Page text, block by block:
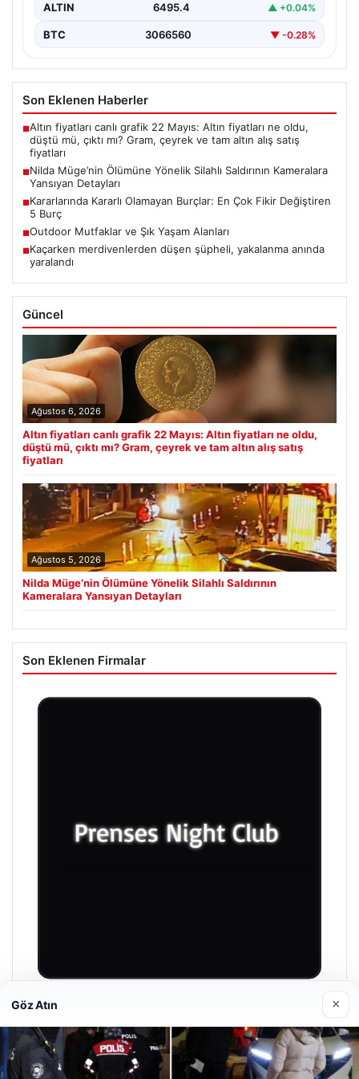
ALTIN 6495.4 ▲ +0.04%
BTC 3066560 ▼ -0.28%
Son Eklenen Haberler
■Altın fiyatları canlı grafik 22 Mayıs: Altın fiyatları ne oldu,
düştü mü, çıktı mı? Gram, çeyrek ve tam altın alış satış
fiyatları
■Nilda Müge’nin Ölümüne Yönelik Silahlı Saldırının Kameralara
Yansıyan Detayları
■Kararlarında Kararlı Olamayan Burçlar: En Çok Fikir Değiştiren
5 Burç
■Outdoor Mutfaklar ve Şık Yaşam Alanları
■Kaçarken merdivenlerden düşen şüpheli, yakalanma anında
yaralandı
Güncel
Ağustos 6, 2026
Altın fiyatları canlı grafik 22 Mayıs: Altın fiyatları ne oldu,
düştü mü, çıktı mı? Gram, çeyrek ve tam altın alış satış
fiyatları
Ağustos 5, 2026
Nilda Müge’nin Ölümüne Yönelik Silahlı Saldırının
Kameralara Yansıyan Detayları
Son Eklenen Firmalar
Prenses Night Club
Nisan 29, 2026
Göz Atın ×